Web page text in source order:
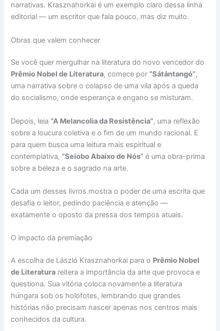
narrativas. Krasznahorkai é um exemplo claro dessa linha
editorial — um escritor que fala pouco, mas diz muito.
Obras que valem conhecer
Se você quer mergulhar na literatura do novo vencedor do
Prêmio Nobel de Literatura, comece por “Sátántangó”,
uma narrativa sobre o colapso de uma vila após a queda
do socialismo, onde esperança e engano se misturam.
Depois, leia “A Melancolia da Resistência”, uma reflexão
sobre a loucura coletiva e o fim de um mundo racional. E
para quem busca uma leitura mais espiritual e
contemplativa, “Seiobo Abaixo de Nós” é uma obra-prima
sobre a beleza e o sagrado na arte.
Cada um desses livros mostra o poder de uma escrita que
desafia o leitor, pedindo paciência e atenção —
exatamente o oposto da pressa dos tempos atuais.
O impacto da premiação
A escolha de László Krasznahorkai para o Prêmio Nobel
de Literatura reitera a importância da arte que provoca e
questiona. Sua vitória coloca novamente a literatura
húngara sob os holofotes, lembrando que grandes
histórias não precisam nascer apenas nos centros mais
conhecidos da cultura.